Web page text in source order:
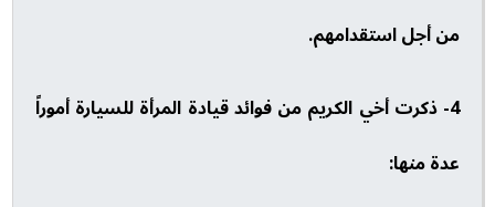
من أجل استقدامهم.
4- ذكرت أخي الكريم من فوائد قيادة المرأة للسيارة أموراً
عدة منها: